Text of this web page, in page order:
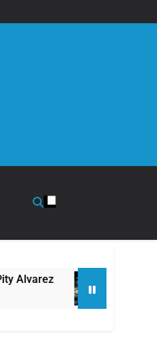
7 Horas Atrás